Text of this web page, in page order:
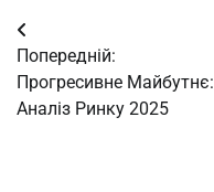
Навігація
записів
Попередній:
Прогресивне Майбутнє:
Аналіз Ринку 2025